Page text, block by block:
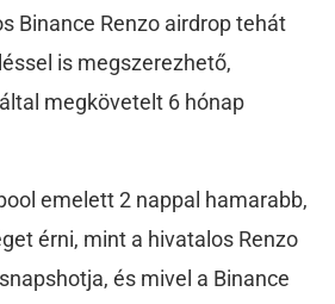
Binance Renzo airdrop tehát
is megszerezhető,
megkövetelt 6 hónap
emelett 2 nappal hamarabb,
érni, mint a hivatalos Renzo
és mivel a Binance